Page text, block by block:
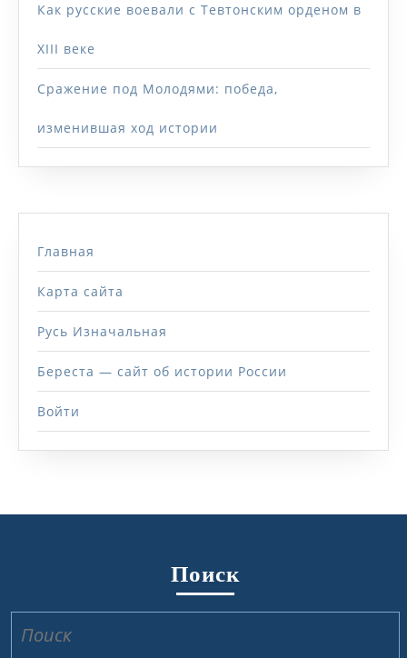
Как русские воевали с Тевтонским орденом в
XIII веке
Сражение под Молодями: победа,
изменившая ход истории
Главная
Карта сайта
Русь Изначальная
Береста — сайт об истории России
Войти
Поиск